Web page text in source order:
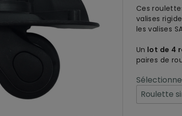
Ces
valises rigide
lesvalises
Un lot de 4
paires de